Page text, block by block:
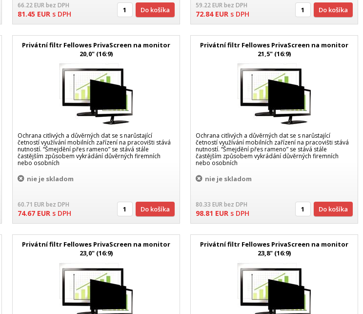
66.22EURbez DPH
81.45 EUR s DPH Do košíka
59.22EURbez DPH
72.84EUR s DPH Do košíka
Privátní filtr Fellowes PrivaScreen na monitor
20,0" (16:9)
Ochrana citlivých a důvěrných dat se s narůstající
četností využívání mobilních zařízení na pracovišti stává
nutností. “Šmejdění přes rameno” se stává stále
častějším způsobem vykrádání důvěrných firemních
nebo osobních
nie je skladom
60.71 EURbez DPH
74.67 EUR s DPH Do košíka
Privátní filtr Fellowes PrivaScreen na monitor
21,5" (16:9)
Ochrana citlivých a důvěrných dat se s narůstající
četností využívání mobilních zařízení na pracovišti stává
nutností. “Šmejdění přes rameno” se stává stále
častějším způsobem vykrádání důvěrných firemních
nebo osobních
nie je skladom
80.33 EURbez DPH
98.81 EUR s DPH Do košíka
Privátní filtr Fellowes PrivaScreen na monitor
23,0" (16:9)
Privátní filtr Fellowes PrivaScreen na monitor
23,8" (16:9)